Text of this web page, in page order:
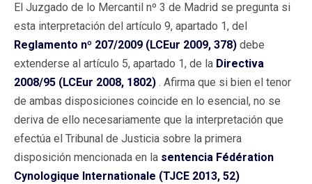
El Juzgado de lo Mercantil nº 3 de Madrid se pregunta si
esta interpretación del artículo 9, apartado 1, del
Reglamento nº 207/2009 (LCEur 2009, 378) debe
extenderse al artículo 5, apartado 1, de la Directiva
2008/95 (LCEur 2008, 1802) . Afirma que si bien el tenor
de ambas disposiciones coincide en lo esencial, no se
deriva de ello necesariamente que la interpretación que
efectúa el Tribunal de Justicia sobre la primera
disposición mencionada en la sentencia Fédération
Cynologique Internationale (TJCE 2013, 52)